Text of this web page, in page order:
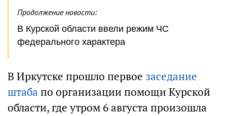
Продолжение новости:
В Курской области ввели режим ЧС
федерального характера
В Иркутске прошло первое заседание
штаба по организации помощи Курской
области, где утром 6 августа произошла